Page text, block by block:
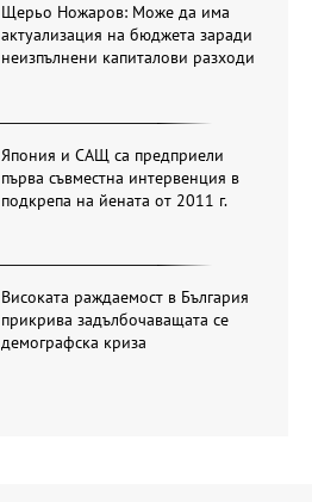
Щерьо Ножаров: Може да има
актуализация на бюджета заради
неизпълнени капиталови разходи
Япония и САЩ са предприели
първа съвместна интервенция в
подкрепа на йената от 2011 г.
Високата раждаемост в България
прикрива задълбочаващата се
демографска криза